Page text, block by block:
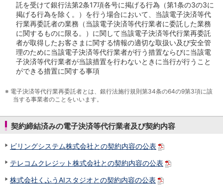
投資信託TOP
証券口座開設
投信つみたて
NISA
金銭信託
金銭信託のしくみ
取扱商品一覧
iDeCo（個人型確定拠出年金）
国民年金基金
ロボアドバイザークラウドファンディングTOP
WealthNavi for イオン銀行（ロボアドバイザー）
まいクラウドファンディング
ローン
新規お借入れの方
託を受けて銀行法第2条17項各号に掲げる行為（第1条の3の3に
掲げる行為を除く。）を行う場合において、当該電子決済等代
行業再委託者の業務（当該電子決済等代行業者に委託した業務
に関するものに限る。）に関して当該電子決済等代行業再委託
者が取得したお客さまに関する情報の適切な取扱い及び安全管
理のために当該電子決済等代行業者が行う措置ならびに当該電
子決済等代行業者が当該措置を行わないときに当行が行うこと
ができる措置に関する事項
※ 電子決済等代行業再委託者とは、銀行法施行規則第34条の64の9第3項に該
当する事業者のことをいいます。
契約締結済みの電子決済等代行業者及び契約内容
ビリングシステム株式会社との契約内容の公表
テレコムクレジット株式会社との契約内容の公表
株式会社くふうAIスタジオとの契約内容の公表